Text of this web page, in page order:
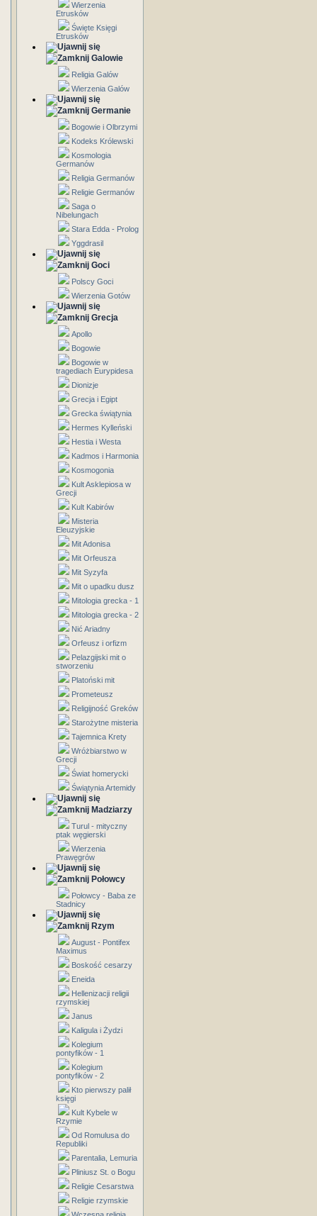
Wierzenia
Etrusków
Święte Księgi
Etrusków
Galowie
Religia Galów
Wierzenia Galów
Germanie
Bogowie i Olbrzymi
Kodeks Królewski
Kosmologia
Germanów
Religia Germanów
Religie Germanów
Saga o
Nibelungach
Stara Edda - Prolog
Yggdrasil
Goci
Polscy Goci
Wierzenia Gotów
Grecja
Apollo
Bogowie
Bogowie w
tragediach Eurypidesa
Dionizje
Grecja i Egipt
Grecka świątynia
Hermes Kylleński
Hestia i Westa
Kadmos i Harmonia
Kosmogonia
Kult Asklepiosa w
Grecji
Kult Kabirów
Misteria
Eleuzyjskie
Mit Adonisa
Mit Orfeusza
Mit Syzyfa
Mit o upadku dusz
Mitologia grecka - 1
Mitologia grecka - 2
Nić Ariadny
Orfeusz i orfizm
Pelazgijski mit o
stworzeniu
Platoński mit
Prometeusz
Religijność Greków
Starożytne misteria
Tajemnica Krety
Wróżbiarstwo w
Grecji
Świat homerycki
Świątynia Artemidy
Madziarzy
Turul - mityczny
ptak węgierski
Wierzenia
Prawęgrów
Połowcy
Połowcy - Baba ze
Stadnicy
Rzym
August - Pontifex
Maximus
Boskość cesarzy
Eneida
Hellenizacji religii
rzymskiej
Janus
Kaligula i Żydzi
Kolegium
pontyfików - 1
Kolegium
pontyfików - 2
Kto pierwszy palił
księgi
Kult Kybele w
Rzymie
Od Romulusa do
Republiki
Parentalia, Lemuria
Pliniusz St. o Bogu
Religie Cesarstwa
Religie rzymskie